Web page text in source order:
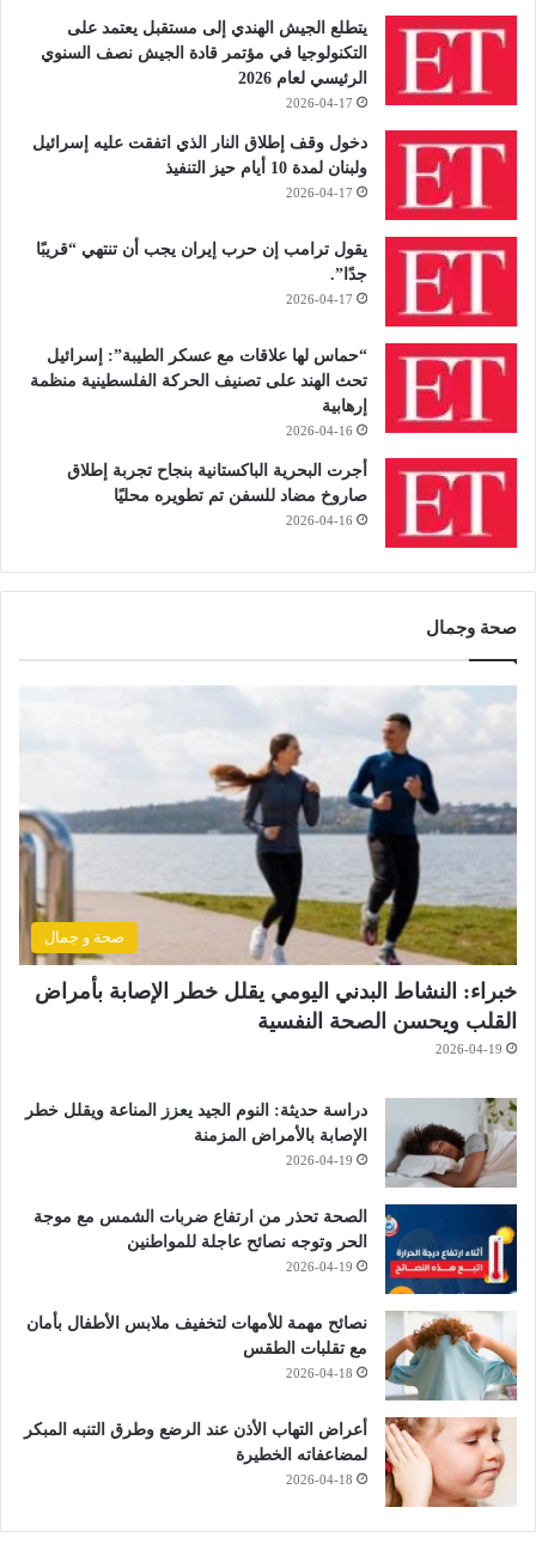
يتطلع الجيش الهندي إلى مستقبل يعتمد على
التكنولوجيا في مؤتمر قادة الجيش نصف السنوي
الرئيسي لعام 2026
2026-04-17
دخول وقف إطلاق النار الذي اتفقت عليه إسرائيل
ولبنان لمدة 10 أيام حيز التنفيذ
2026-04-17
يقول ترامب إن حرب إيران يجب أن تنتهي “قريبًا
جدًا”.
2026-04-17
“حماس لها علاقات مع عسكر الطيبة”: إسرائيل
تحث الهند على تصنيف الحركة الفلسطينية منظمة
إرهابية
2026-04-16
أجرت البحرية الباكستانية بنجاح تجربة إطلاق
صاروخ مضاد للسفن تم تطويره محليًا
2026-04-16
صحة وجمال
صحة و جمال
خبراء: النشاط البدني اليومي يقلل خطر الإصابة بأمراض
القلب ويحسن الصحة النفسية
2026-04-19
دراسة حديثة: النوم الجيد يعزز المناعة ويقلل خطر
الإصابة بالأمراض المزمنة
2026-04-19
الصحة تحذر من ارتفاع ضربات الشمس مع موجة
الحر وتوجه نصائح عاجلة للمواطنين
2026-04-19
نصائح مهمة للأمهات لتخفيف ملابس الأطفال بأمان
مع تقلبات الطقس
2026-04-18
أعراض التهاب الأذن عند الرضع وطرق التنبه المبكر
لمضاعفاته الخطيرة
2026-04-18